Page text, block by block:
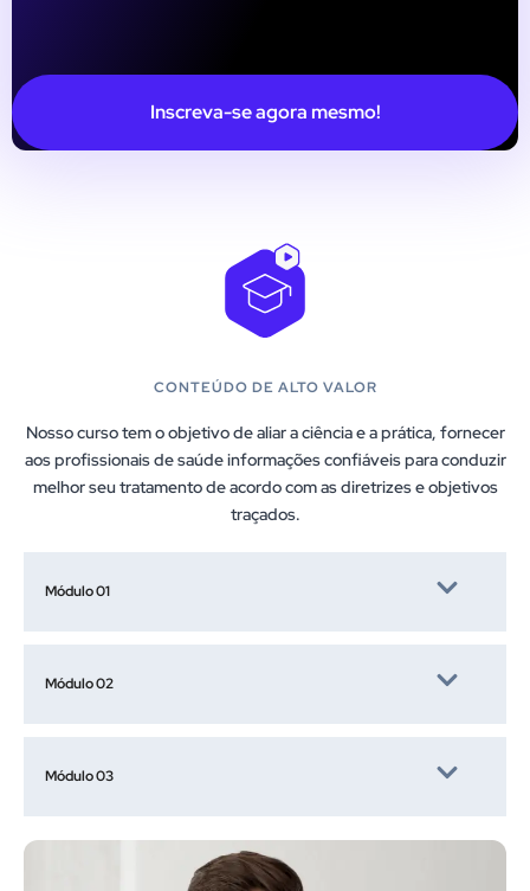
Inscreva-se agora mesmo!
CONTEÚDO DE ALTO VALOR
Nosso curso tem o objetivo de aliar a ciência e a prática, fornecer
aos profissionais de saúde informações confiáveis para conduzir
melhor seu tratamento de acordo com as diretrizes e objetivos
traçados.
Módulo 01
Módulo 02
Módulo 03